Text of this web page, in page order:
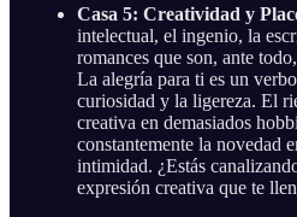
Casa 5: Creatividad y
intelectual, el ingenio, la
romances que son, ante
La alegría para ti es un
curiosidad y la ligereza. El
creativa en demasiados
constantemente la novedad
intimidad. ¿Estás
expresión creativa que te